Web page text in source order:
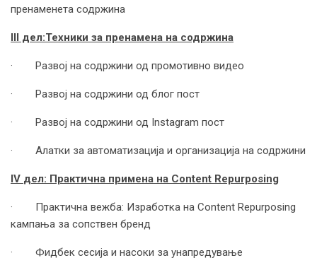
пренаменета содржина
III дел:Техники за пренамена на содржина
· Развој на содржини од промотивно видео
· Развој на содржини од блог пост
· Развој на содржини од Instagram пост
· Алатки за автоматизација и организација на содржини
IV дел: Практична примена на Content Repurposing
· Практична вежба: Изработка на Content Repurposing
кампања за сопствен бренд
· Фидбек сесија и насоки за унапредување